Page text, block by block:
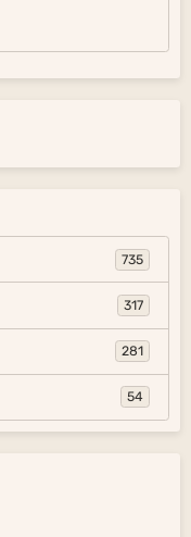
735
317
281
54